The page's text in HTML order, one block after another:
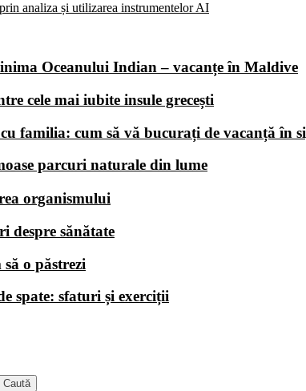
analiza și utilizarea instrumentelor AI
Oceanului Indian – vacanțe în Maldive
cele mai iubite insule grecești
familia: cum să vă bucurați de vacanță în
parcuri naturale din lume
organismului
despre sănătate
o păstrezi
spate: sfaturi și exerciții